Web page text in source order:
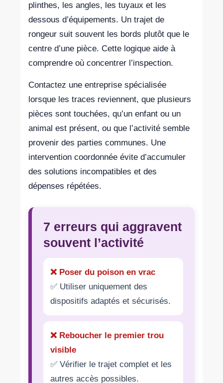
plinthes, les angles, les tuyaux et les
dessous d’équipements. Un trajet de
rongeur suit souvent les bords plutôt que le
centre d’une pièce. Cette logique aide à
comprendre où concentrer l’inspection.
Contactez une entreprise spécialisée
lorsque les traces reviennent, que plusieurs
pièces sont touchées, qu’un enfant ou un
animal est présent, ou que l’activité semble
provenir des parties communes. Une
intervention coordonnée évite d’accumuler
des solutions incompatibles et des
dépenses répétées.
7 erreurs qui aggravent
souvent l’activité
❌ Poser du poison en vrac
✅ Utiliser uniquement des
dispositifs adaptés et sécurisés.
❌ Reboucher le premier trou
visible
✅ Vérifier le trajet complet et les
autres accès possibles.